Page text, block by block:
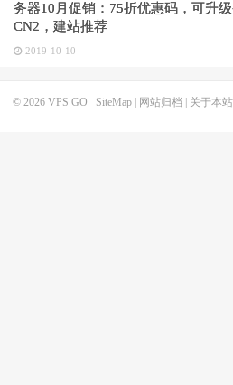
务器10月促销：75折优惠码，可升
CN2，建站推荐
2019-10-10
© 2026 VPS GO SiteMap| 网站归档 关于本站|